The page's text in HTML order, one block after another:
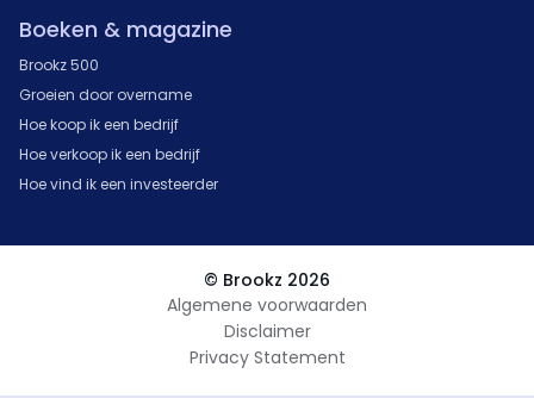
Boeken & magazine
Brookz 500
Groeien door overname
Hoe koop ik een bedrijf
Hoe verkoop ik een bedrijf
Hoe vind ik een investeerder
© Brookz 2026
Algemene voorwaarden
Disclaimer
Privacy Statement